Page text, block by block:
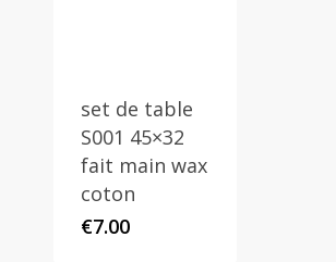
set de table
S001 45×32
fait main wax
coton
€7.00